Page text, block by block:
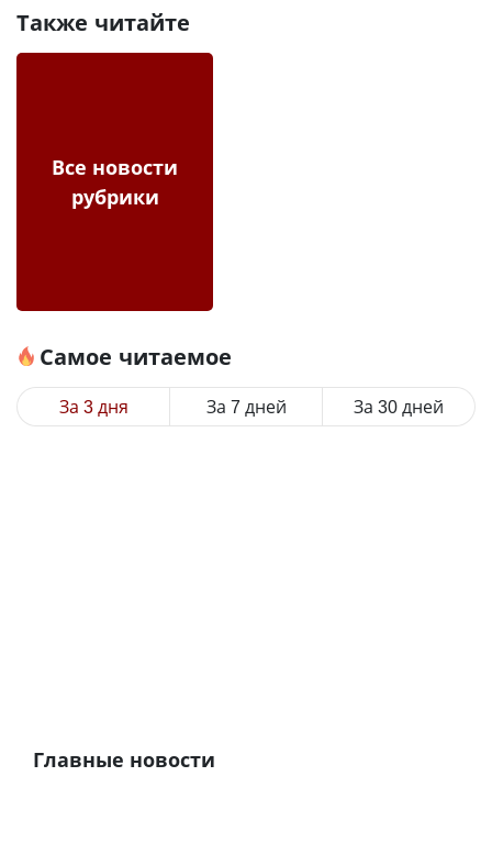
Также читайте
Все новости
рубрики
Самое читаемое
За 3 дня За 7 дней За 30 дней
Главные новости